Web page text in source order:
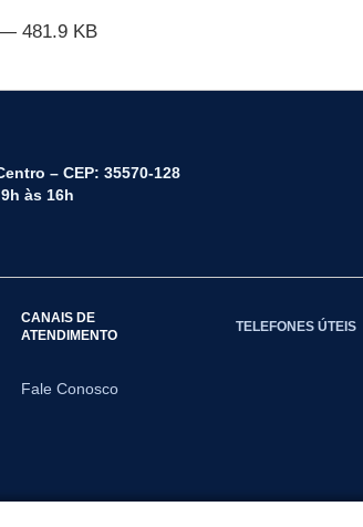
481.9 KB
– CEP: 35570-128
às 16h
CANAIS DE
ATENDIMENTO
Fale Conosco
TELEFONES ÚTEIS